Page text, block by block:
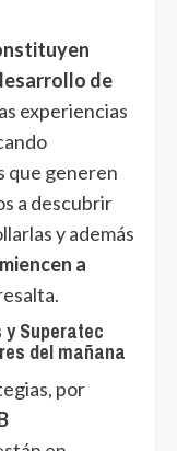
de
experiencias
que generen
a descubrir
y además
a
Superatec
del mañana
por